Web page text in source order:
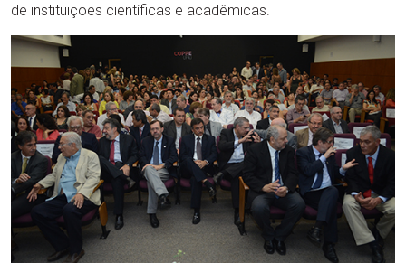
de instituições científicas e acadêmicas.